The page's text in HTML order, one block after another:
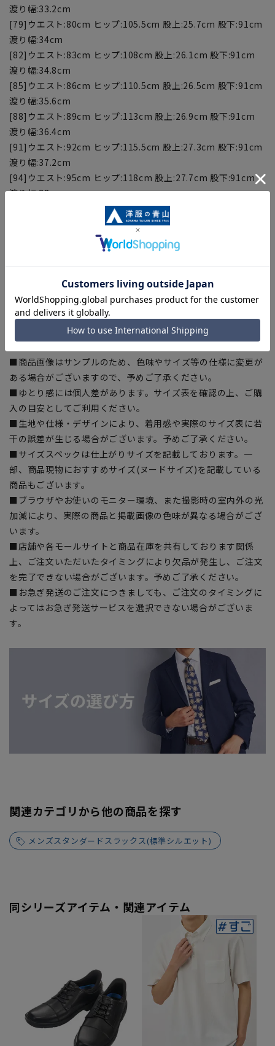
渡り幅:33.2cm
[79]ウエスト:80cm ヒップ:105.5cm 股上:25.7cm 股下:91cm
渡り幅:34cm
[82]ウエスト:83cm ヒップ:108cm 股上:26.1cm 股下:91cm
渡り幅:34.8cm
[85]ウエスト:86cm ヒップ:110.5cm 股上:26.5cm 股下:91cm
渡り幅:35.6cm
[88]ウエスト:89cm ヒップ:113cm 股上:26.9cm 股下:91cm
渡り幅:36.4cm
[91]ウエスト:92cm ヒップ:115.5cm 股上:27.3cm 股下:91cm
渡り幅:37.2cm
[94]ウエスト:95cm ヒップ:118cm 股上:27.7cm 股下:91cm
渡り幅:38cm
[97]ウエスト:98cm ヒップ:120.5cm 股上:28.1cm 股下:91cm
■こちらの商品はご購入時またはご購入後の裾上げが必要な商
品となります。裾上げテープは当サイトでご購入いただけま
裾上げテープ:SUSOTAPE010
※こちらの商品は在庫切れの場合がございます。
■商品画像はサンプルのため、色味やサイズ等の仕様に変更が
ある場合がございますので、予めご了承ください。
■ゆとり感には個人差があります。サイズ表を確認の上、ご購
入の目安としてご利用ください。
■生地や仕様・デザインにより、着用感や実際のサイズ表に若
干の誤差が生じる場合がございます。予めご了承ください。
■サイズスペックは仕上がりサイズを記載しております。一
部、商品現物におすすめサイズ(ヌードサイズ)を記載している
商品もございます。
■ブラウザやお使いのモニター環境、また撮影時の室内外の光
加減により、実際の商品と掲載画像の色味が異なる場合がござ
います。
■店舗や各モールサイトと商品在庫を共有しております関係
上、ご注文いただいたタイミングにより欠品が発生し、ご注文
を完了できない場合がございます。予めご了承ください。
■お急ぎ発送のご注文につきましても、ご注文のタイミングに
よってはお急ぎ発送サービスを選択できない場合がございま
す。
関連カテゴリから他の商品を探す
メンズスタンダードスラックス(標準シルエット)
同シリーズアイテム・関連アイテム